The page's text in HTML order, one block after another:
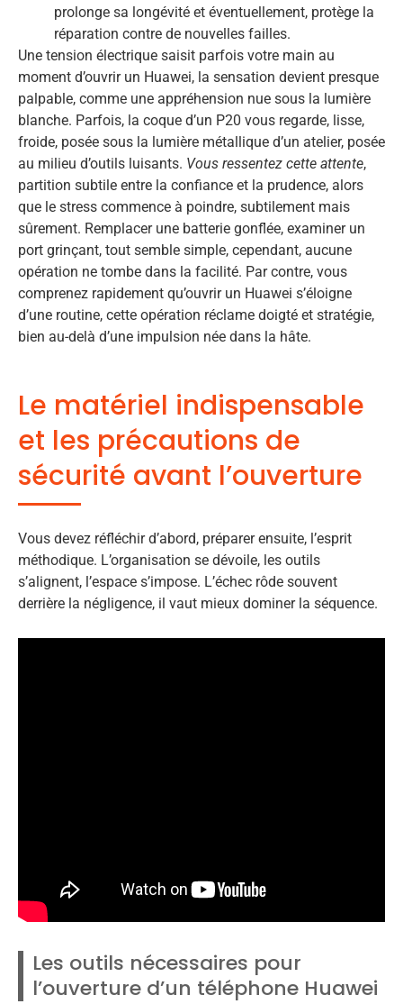
prolonge sa longévité et éventuellement, protège la
réparation contre de nouvelles failles.
Une tension électrique saisit parfois votre main au
moment d’ouvrir un Huawei, la sensation devient presque
palpable, comme une appréhension nue sous la lumière
blanche. Parfois, la coque d’un P20 vous regarde, lisse,
froide, posée sous la lumière métallique d’un atelier, posée
au milieu d’outils luisants. Vous ressentez cette attente,
partition subtile entre la confiance et la prudence, alors
que le stress commence à poindre, subtilement mais
sûrement. Remplacer une batterie gonflée, examiner un
port grinçant, tout semble simple, cependant, aucune
opération ne tombe dans la facilité. Par contre, vous
comprenez rapidement qu’ouvrir un Huawei s’éloigne
d’une routine, cette opération réclame doigté et stratégie,
bien au-delà d’une impulsion née dans la hâte.
Le matériel indispensable
et les précautions de
sécurité avant l’ouverture
Vous devez réfléchir d’abord, préparer ensuite, l’esprit
méthodique. L’organisation se dévoile, les outils
s’alignent, l’espace s’impose. L’échec rôde souvent
derrière la négligence, il vaut mieux dominer la séquence.
Les outils nécessaires pour
l’ouverture d’un téléphone Huawei